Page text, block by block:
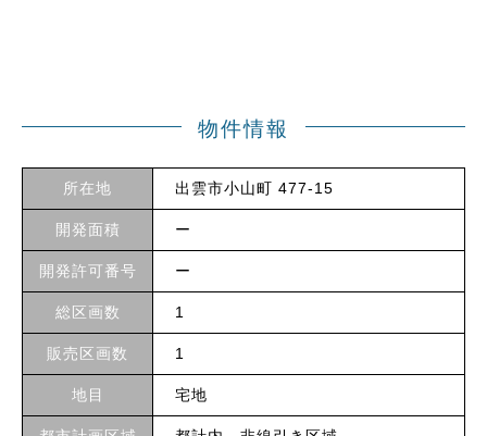
物件情報
所在地 出雲市小山町 477-15
開発面積 ー
開発許可番号 ー
総区画数 1
販売区画数 1
地目 宅地